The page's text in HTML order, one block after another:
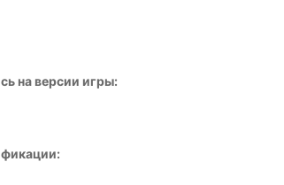
на версии игры: